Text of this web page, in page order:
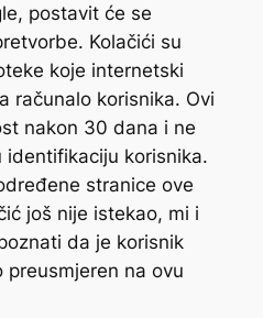
postavit će se
Kolačići su
koje internetski
računalo korisnika. Ovi
nakon 30 dana i ne
identifikaciju korisnika.
stranice ove
još nije istekao, mi i
da je korisnik
preusmjeren na ovu